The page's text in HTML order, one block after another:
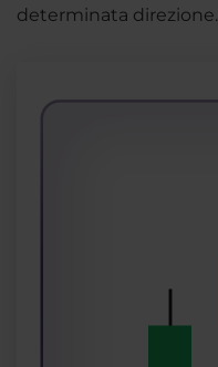
determinata direzione.